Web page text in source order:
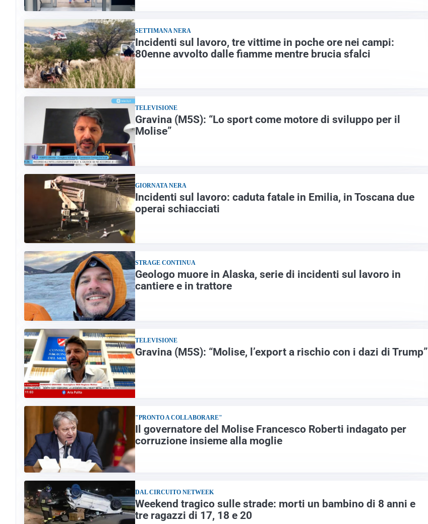
SETTIMANA NERA
Incidenti sul lavoro, tre vittime in poche ore nei campi:
80enne avvolto dalle fiamme mentre brucia sfalci
TELEVISIONE
Gravina (M5S): “Lo sport come motore di sviluppo per il
Molise”
GIORNATA NERA
Incidenti sul lavoro: caduta fatale in Emilia, in Toscana due
operai schiacciati
STRAGE CONTINUA
Geologo muore in Alaska, serie di incidenti sul lavoro in
cantiere e in trattore
TELEVISIONE
Gravina (M5S): “Molise, l’export a rischio con i dazi di Trump”
"PRONTO A COLLABORARE"
Il governatore del Molise Francesco Roberti indagato per
corruzione insieme alla moglie
DAL CIRCUITO NETWEEK
Weekend tragico sulle strade: morti un bambino di 8 anni e
tre ragazzi di 17, 18 e 20